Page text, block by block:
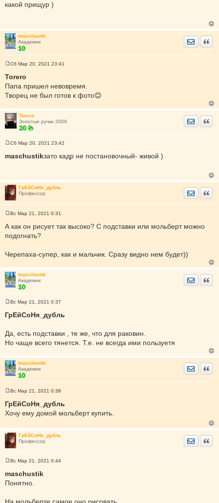
о
н
и
е
какой прищур )
maschustik
Академик
о
б
е
и
е
Сб Мар 20, 2021 23:41
Torero
Папа пришел невовремя.
Творец не был готов к фото😊
Torero
Золотые ручки 2009
о
н
и
е
Сб Мар 20, 2021 23:42
maschustikзато кадр не постановочный- живой )
ГрЕйСоНя_дубль
Профессор
о
б
щ
н
Вс Мар 21, 2021 0:31
А как он рисует так высоко? С подставки или мольберт можно
подогнать?
Черепаха-супер, как и мальчик. Сразу видно нем будет))
maschustik
Академик
о
е
н
Вс Мар 21, 2021 0:37
ГрЕйСоНя_дубль
Да, есть подставки , те же, что для раковин.
Но чаще всего тянется. Т.е. не всегда ими пользуетя
maschustik
Академик
о
б
н
и
е
Вс Мар 21, 2021 0:38
ГрЕйСоНя_дубль
Хочу ему домой мольберт купить.
ГрЕйСоНя_дубль
Профессор
о
б
н
Вс Мар 21, 2021 0:44
maschustik
Понятно.